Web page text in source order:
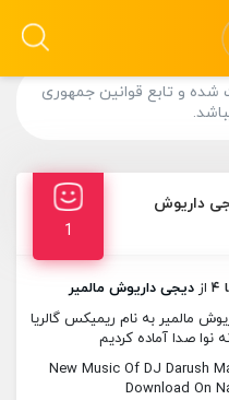
و تابع قوانین جمهوری
گالریا ۴ از دیجی داریوش
1
ازدیجی داریوش مالمیر
مالمیر به نام ریمیکس گالریا
New Music Of DJ Darush
Download On